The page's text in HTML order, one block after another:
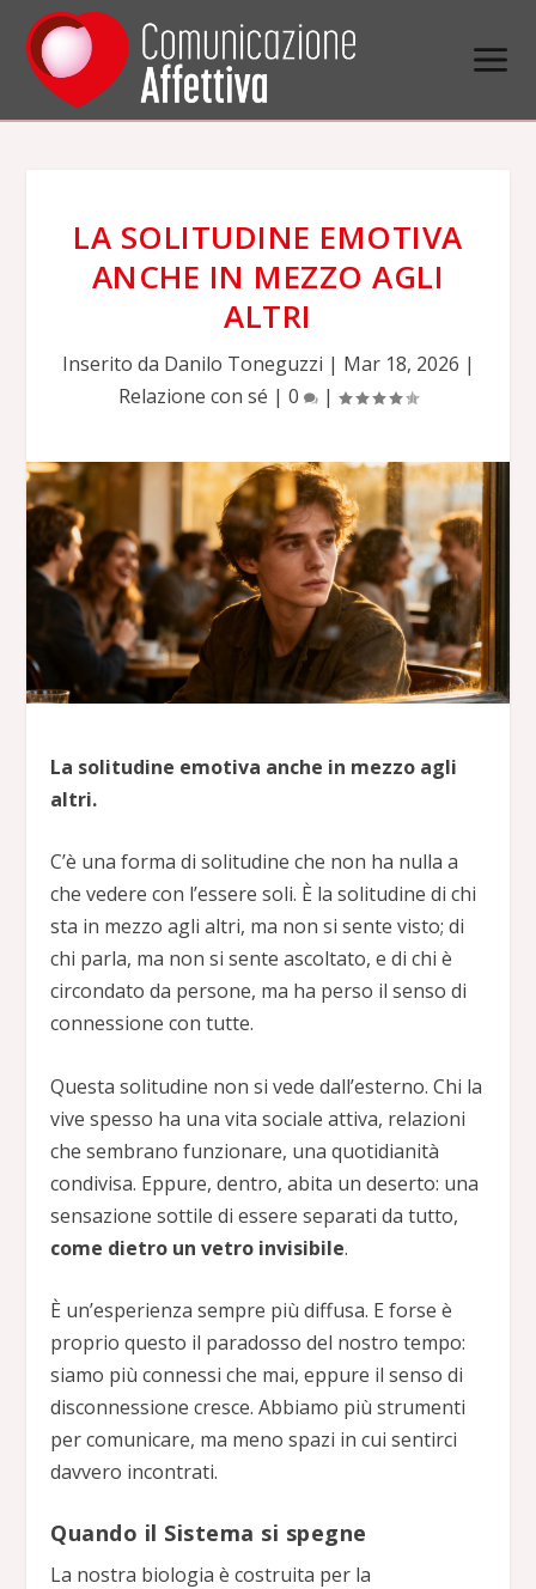
LA SOLITUDINE EMOTIVA
ANCHE IN MEZZO AGLI
ALTRI
Inserito da Danilo Toneguzzi | Mar 18, 2026 |
Relazione con sé | 0 |
La solitudine emotiva anche in mezzo agli
altri.
C’è una forma di solitudine che non ha nulla a
che vedere con l’essere soli. È la solitudine di chi
sta in mezzo agli altri, ma non si sente visto; di
chi parla, ma non si sente ascoltato, e di chi è
circondato da persone, ma ha perso il senso di
connessione con tutte.
Questa solitudine non si vede dall’esterno. Chi la
vive spesso ha una vita sociale attiva, relazioni
che sembrano funzionare, una quotidianità
condivisa. Eppure, dentro, abita un deserto: una
sensazione sottile di essere separati da tutto,
come dietro un vetro invisibile.
È un’esperienza sempre più diffusa. E forse è
proprio questo il paradosso del nostro tempo:
siamo più connessi che mai, eppure il senso di
disconnessione cresce. Abbiamo più strumenti
per comunicare, ma meno spazi in cui sentirci
davvero incontrati.
Quando il Sistema si spegne
La nostra biologia è costruita per la